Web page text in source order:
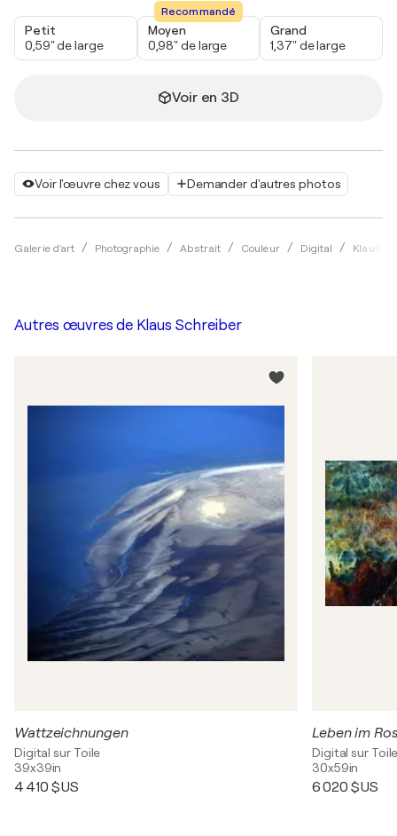
Voir l'œuvre chez vous Demander d'autres photos
Galerie d'art Photographie Abstrait Couleur Digital Klaus
Petit
0,59" de large
Recommandé
Moyen
0,98" de large
Grand
1,37" de large
Voir en 3D
Autres œuvres de Klaus Schreiber
Wattzeichnungen
Digital sur Toile
39x39in
4 410 $US
Leben im
Digital sur
30x59in
6 020 $US